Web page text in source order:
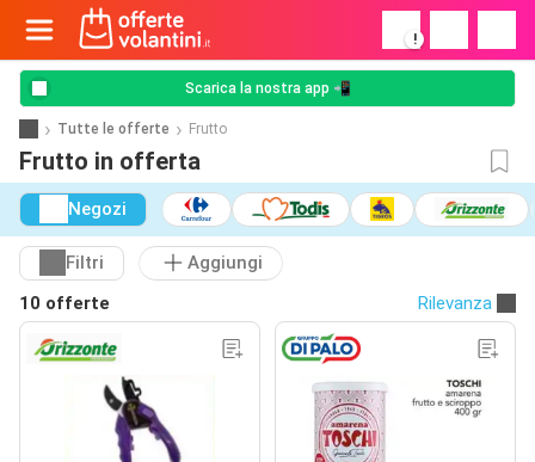
!
Scarica la nostra app 📲
Tutte le offerte Frutto
Frutto in offerta
Negozi
Filtri
Aggiungi
10 offerte
Rilevanza